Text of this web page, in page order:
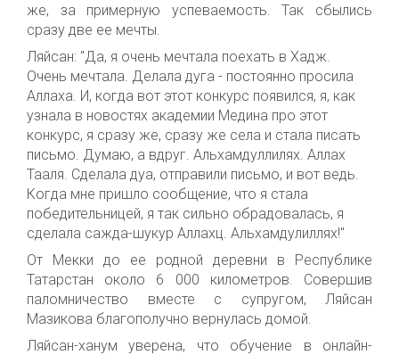
же, за примерную успеваемость. Так сбылись
сразу две ее мечты.
Ляйсан: "Да, я очень мечтала поехать в Хадж.
Очень мечтала. Делала дуга - постоянно просила
Аллаха. И, когда вот этот конкурс появился, я, как
узнала в новостях академии Медина про этот
конкурс, я сразу же, сразу же села и стала писать
письмо. Думаю, а вдруг. Альхамдуллилях. Аллах
Тааля. Сделала дуа, отправили письмо, и вот ведь.
Когда мне пришло сообщение, что я стала
победительницей, я так сильно обрадовалась, я
сделала сажда-шукур Аллахц. Альхамдулиллях!"
От Мекки до ее родной деревни в Республике
Татарстан около 6 000 километров. Совершив
паломничество вместе с супругом, Ляйсан
Мазикова благополучно вернулась домой.
Ляйсан-ханум уверена, что обучение в онлайн-